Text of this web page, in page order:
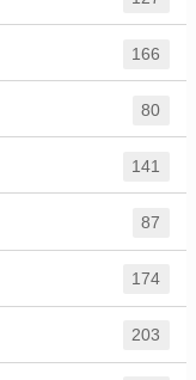
166
80
141
87
174
203